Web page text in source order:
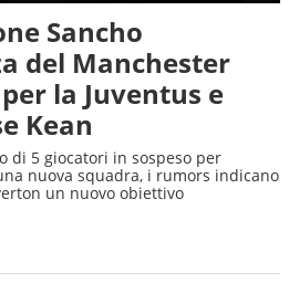
Sancho
del Manchester
la Juventus e
Kean
di 5 giocatori in sospeso per
nuova squadra, i rumors indicano
un nuovo obiettivo